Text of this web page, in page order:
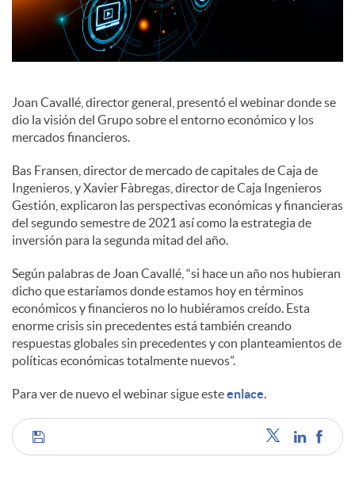
Joan Cavallé, director general, presentó el webinar donde se
dio la visión del Grupo sobre el entorno económico y los
mercados financieros.
Bas Fransen, director de mercado de capitales de Caja de
Ingenieros, y Xavier Fàbregas, director de Caja Ingenieros
Gestión, explicaron las perspectivas económicas y financieras
del segundo semestre de 2021 así como la estrategia de
inversión para la segunda mitad del año.
Según palabras de Joan Cavallé, “si hace un año nos hubieran
dicho que estaríamos donde estamos hoy en términos
económicos y financieros no lo hubiéramos creído. Esta
enorme crisis sin precedentes está también creando
respuestas globales sin precedentes y con planteamientos de
políticas económicas totalmente nuevos”.
Para ver de nuevo el webinar sigue esteenlace.
C